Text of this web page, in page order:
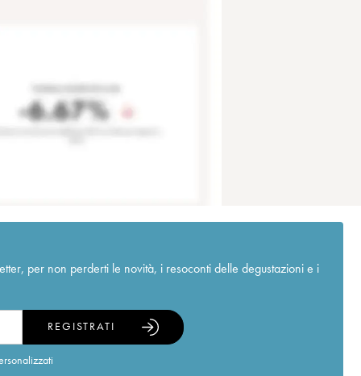
per non perderti le novità, i resoconti delle degustazioni e i
REGISTRATI